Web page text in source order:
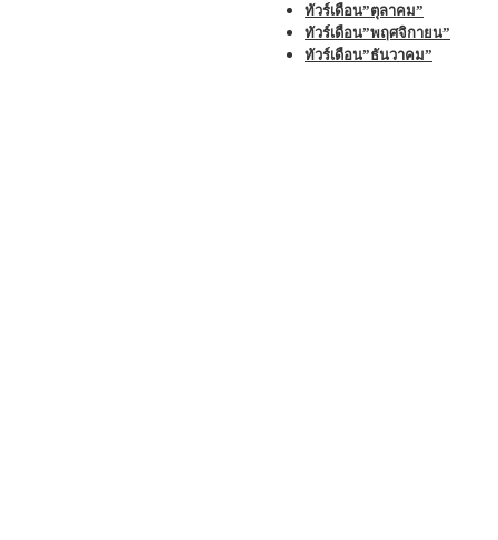
ทัวร์เดือน”ตุลาคม”
ทัวร์เดือน”พฤศจิกายน”
ทัวร์เดือน”ธันวาคม”